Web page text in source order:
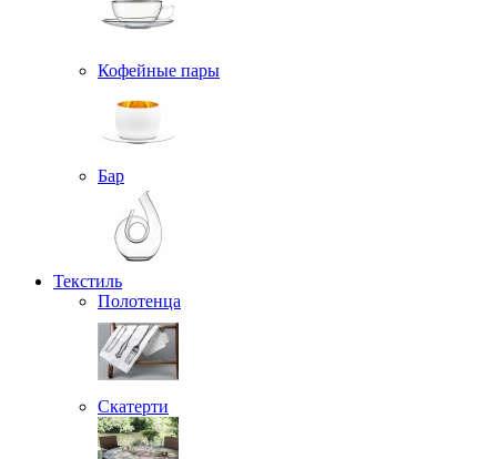
Кофейные пары
Бар
Текстиль
Полотенца
Скатерти